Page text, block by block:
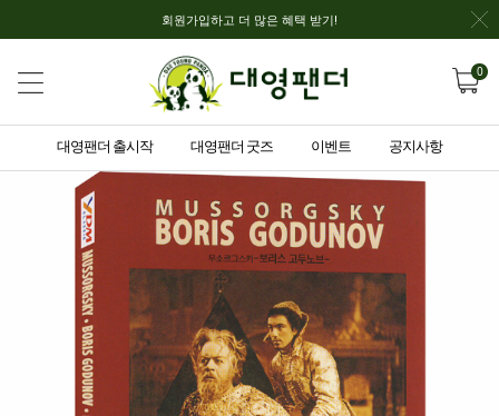
회원가입하고 더 많은 혜택 받기!
0
대영팬더 출시작 대영팬더 굿즈 이벤트 공지사항